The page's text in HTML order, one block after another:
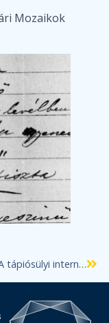
Mozaikok
Podcast: A tápiósülyi internálótábor története az első világháborúban